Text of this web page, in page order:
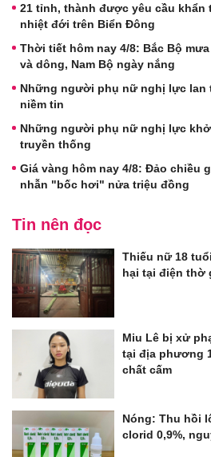
21 tỉnh, thành được yêu cầu
nhiệt đới trên Biển Đông
Thời tiết hôm nay 4/8: Bắc Bộ
và dông, Nam Bộ ngày nắng
Những người phụ nữ nghị lực lan
niềm tin
Những người phụ nữ nghị lực
truyền thống
Giá vàng hôm nay 4/8: Đảo chiều
nhẫn "bốc hơi" nửa triệu đồng
Tin nên đọc
Thiếu nữ 18
hại tại điện thờ
Miu Lê bị xử
tại địa phương
chất cấm
Nóng: Thu hồi
clorid 0,9%,